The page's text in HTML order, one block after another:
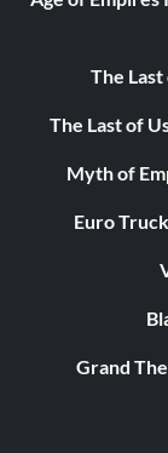
The
The Last of
Myth of
Euro
Grand